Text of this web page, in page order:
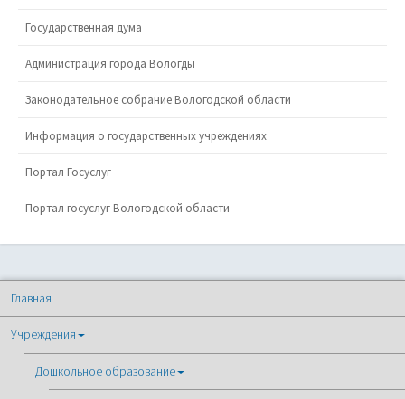
Государственная дума
Администрация города Вологды
Законодательное собрание Вологодской области
Информация о государственных учреждениях
Портал Госуслуг
Портал госуслуг Вологодской области
Главная
Учреждения
Дошкольное образование